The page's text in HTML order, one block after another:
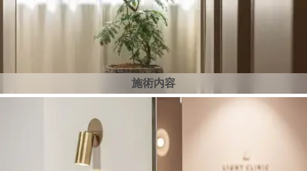
施術内容